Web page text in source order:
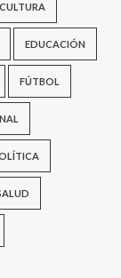
CULTURA
EDUCACIÓN
FÚTBOL